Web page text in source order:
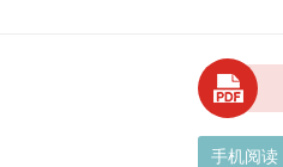
手机阅读